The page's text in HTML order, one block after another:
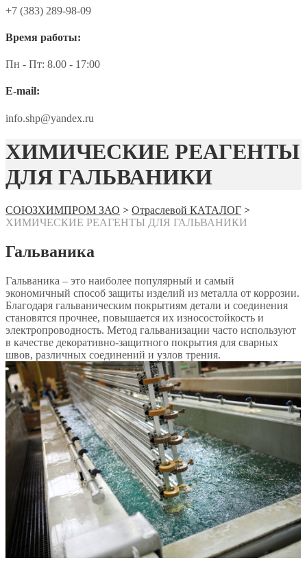
+7 (383) 289-98-09
Время работы:
Пн - Пт: 8.00 - 17:00
E-mail:
info.shp@yandex.ru
ХИМИЧЕСКИЕ РЕАГЕНТЫ
ДЛЯ ГАЛЬВАНИКИ
СОЮЗХИМПРОМ ЗАО > Отраслевой КАТАЛОГ >
ХИМИЧЕСКИЕ РЕАГЕНТЫ ДЛЯ ГАЛЬВАНИКИ
Гальваника
Гальваника – это наиболее популярный и самый
экономичный способ защиты изделий из металла от коррозии.
Благодаря гальваническим покрытиям детали и соединения
становятся прочнее, повышается их износостойкость и
электропроводность. Метод гальванизации часто используют
в качестве декоративно-защитного покрытия для сварных
швов, различных соединений и узлов трения.